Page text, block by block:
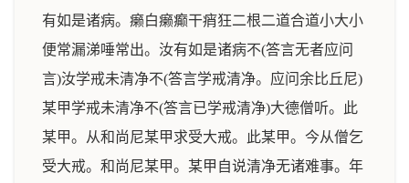
有如是诸病。癞白癞癫干痟狂二根二道合道小大小
便常漏涕唾常出。汝有如是诸病不(答言无者应问
言)汝学戒未清净不(答言学戒清净。应问余比丘尼)
某甲学戒未清净不(答言已学戒清净)大德僧听。此
某甲。从和尚尼某甲求受大戒。此某甲。今从僧乞
受大戒。和尚尼某甲。某甲自说清净无诸难事。年